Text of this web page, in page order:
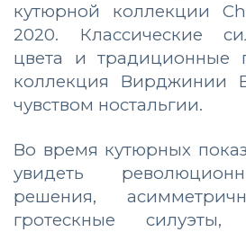
кутюрной коллекции
2020. Классические
цвета и традиционные
коллекция Вирджинии
чувством ностальгии.
Во время кутюрных
увидеть
решения,
гротескные